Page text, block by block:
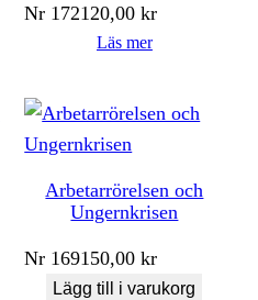
Nr 172120,00kr
Läs mer
Arbetarrörelsen och
Ungernkrisen
Nr 169150,00kr
Lägg till i varukorg